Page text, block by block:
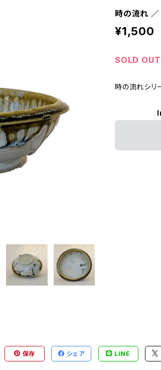
時の流れ
¥1,500
SOLD OUT
時の流れシリ
保存 シェア LINE